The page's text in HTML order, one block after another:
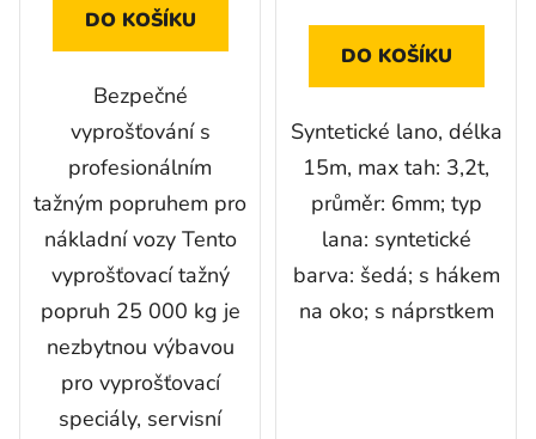
DO KOŠÍKU
Bezpečné
vyprošťování s
profesionálním
tažným popruhem pro
nákladní vozy Tento
vyprošťovací tažný
popruh 25 000 kg je
nezbytnou výbavou
pro vyprošťovací
speciály, servisní
DO KOŠÍKU
Syntetické lano, délka
15m, max tah: 3,2t,
průměr: 6mm; typ
lana: syntetické
barva: šedá; s hákem
na oko; s náprstkem